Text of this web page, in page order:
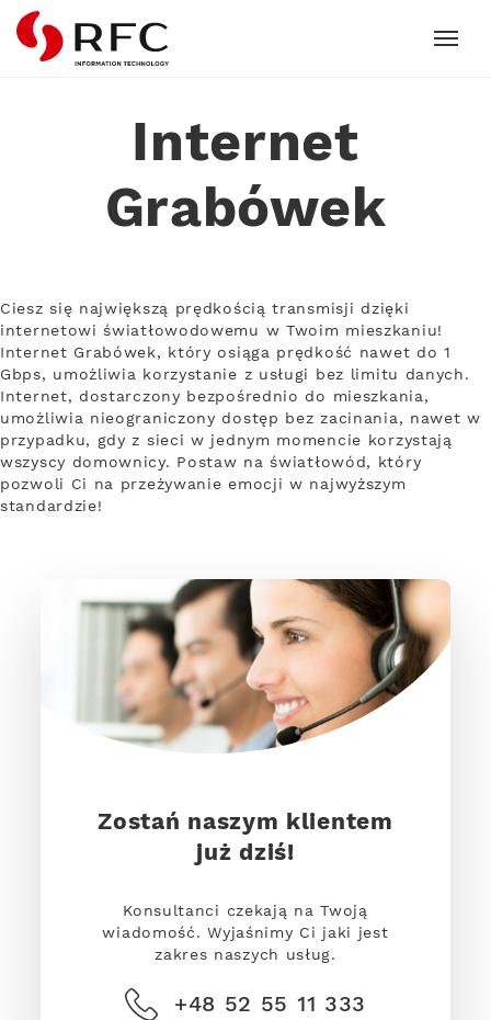
RFC
Internet
Grabówek
Ciesz się największą prędkością transmisji dzięki
internetowi światłowodowemu w Twoim mieszkaniu!
Internet Grabówek, który osiąga prędkość nawet do 1
Gbps, umożliwia korzystanie z usługi bez limitu danych.
Internet, dostarczony bezpośrednio do mieszkania,
umożliwia nieograniczony dostęp bez zacinania, nawet w
przypadku, gdy z sieci w jednym momencie korzystają
wszyscy domownicy. Postaw na światłowód, który
pozwoli Ci na przeżywanie emocji w najwyższym
standardzie!
Zostań naszym klientem
już dziś!
Konsultanci czekają na Twoją
wiadomość. Wyjaśnimy Ci jaki jest
zakres naszych usług.
+48 52 55 11 333